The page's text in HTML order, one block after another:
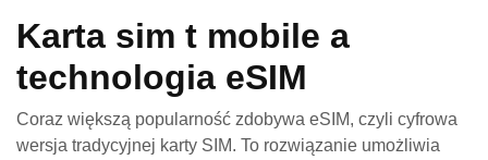
Karta sim t mobile a
technologia eSIM
Coraz większą popularność zdobywa eSIM, czyli cyfrowa
wersja tradycyjnej karty SIM. To rozwiązanie umożliwia